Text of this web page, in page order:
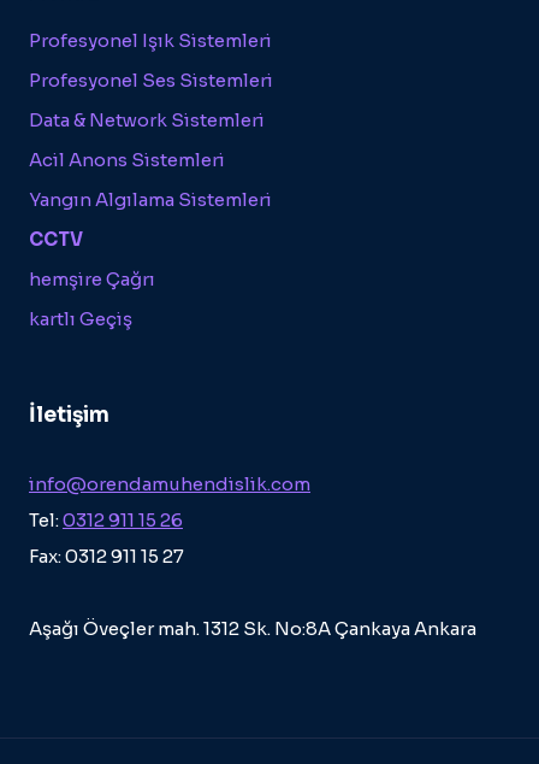
Profesyonel Işık Sistemleri
Profesyonel Ses Sistemleri
Data & Network Sistemleri
Acil Anons Sistemleri
Yangın Algılama Sistemleri
CCTV
hemşire Çağrı
kartlı Geçiş
İletişim
info@orendamuhendislik.com
Tel:0312 911 15 26
Fax: 0312 911 15 27
Aşağı Öveçler mah. 1312 Sk. No:8A Çankaya Ankara